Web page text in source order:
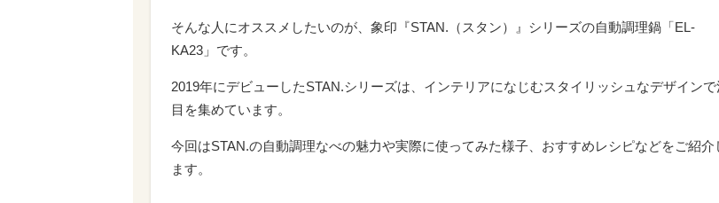
そんな人にオススメしたいのが、象印『STAN.（スタン）』シリーズの自動調理鍋「EL-
KA23」です。
2019年にデビューしたSTAN.シリーズは、インテリアになじむスタイリッシュなデザインで
目を集めています。
今回はSTAN.の自動調理なべの魅力や実際に使ってみた様子、おすすめレシピなどをご紹介
ます。